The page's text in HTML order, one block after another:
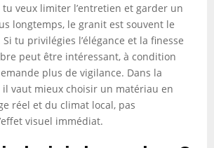
tu veux limiter l’entretien et garder un
longtemps, le granit est souvent le
tu privilégies l’élégance et la finesse
peut être intéressant, à condition
plus de vigilance. Dans la
il vaut mieux choisir un matériau en
réel et du climat local, pas
visuel immédiat.